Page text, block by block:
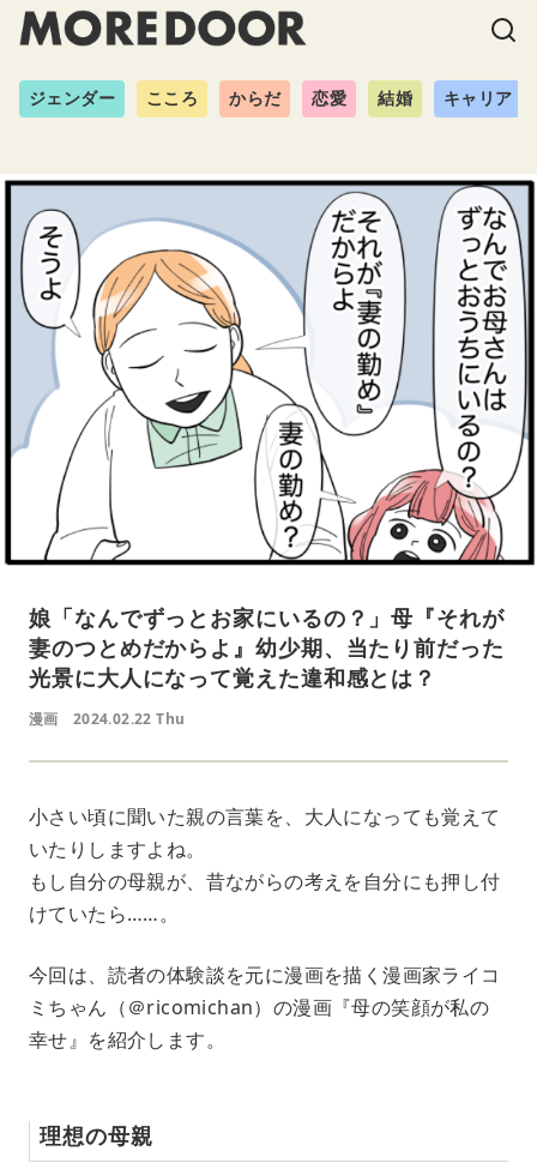
ジェンダー こころ からだ 恋愛 結婚 キャリア
娘「なんでずっとお家にいるの？」母『それが
妻のつとめだからよ』幼少期、当たり前だった
光景に大人になって覚えた違和感とは？
漫画 2024.02.22 Thu
小さい頃に聞いた親の言葉を、大人になっても覚えて
いたりしますよね。
もし自分の母親が、昔ながらの考えを自分にも押し付
けていたら……。
今回は、読者の体験談を元に漫画を描く漫画家ライコ
ミちゃん（＠ricomichan）の漫画『母の笑顔が私の
幸せ』を紹介します。
理想の母親